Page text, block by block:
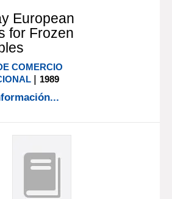
European
for Frozen
COMERCIO
| 1989